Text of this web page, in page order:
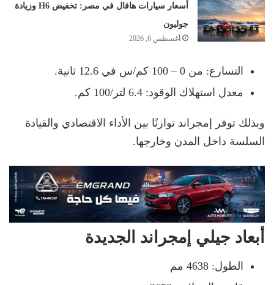
أسعار سيارات هافال في مصر: تخفيض H6 وزيادة
جوليون
أغسطس 6, 2026
التسارع: من 0 – 100 كم/س في 12.6 ثانية.
معدل استهلاك الوقود: 6.4 لتر/100 كم.
وبذلك توفر إمجراند توازنًا بين الأداء الاقتصادي والقيادة
السلسة داخل المدن وخارجها.
أبعاد جيلي إمجراند الجديدة
الطول: 4638 مم